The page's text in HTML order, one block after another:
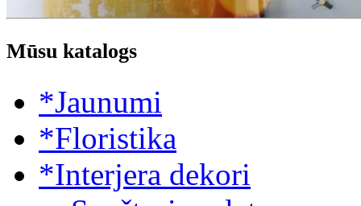
Mūsu katalogs
*Jaunumi
*Floristika
*Interjera dekori